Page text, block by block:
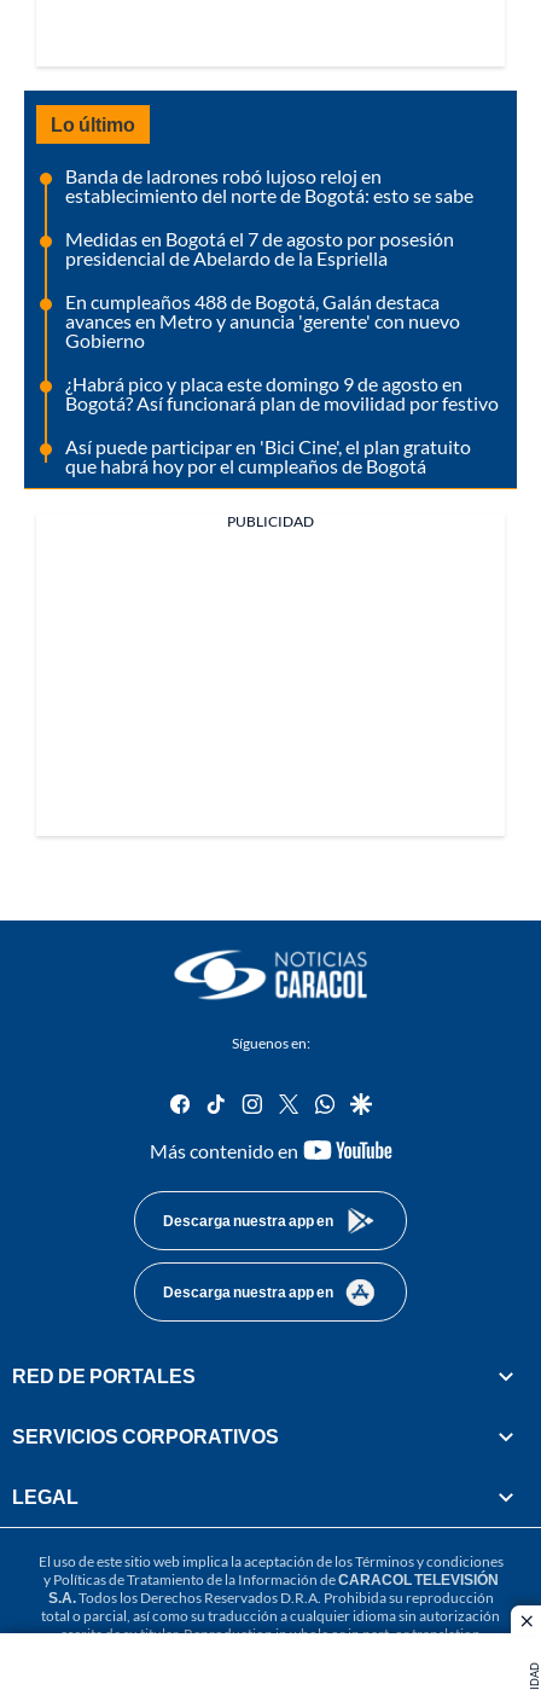
Lo último
Banda de ladrones robó lujoso reloj en
establecimiento del norte de Bogotá: esto se sabe
Medidas en Bogotá el 7 de agosto por posesión
presidencial de Abelardo de la Espriella
En cumpleaños 488 de Bogotá, Galán destaca
avances en Metro y anuncia 'gerente' con nuevo
Gobierno
¿Habrá pico y placa este domingo 9 de agosto en
Bogotá? Así funcionará plan de movilidad por festivo
Así puede participar en 'Bici Cine', el plan gratuito
que habrá hoy por el cumpleaños de Bogotá
PUBLICIDAD
Síguenos en:
facebook
tiktok instagram
twitterwhatsapp
google
Más contenido en
youtube-
Descarga nuestra app en
Descarga nuestra app en
RED DE PORTALES
SERVICIOS CORPORATIVOS
LEGAL
El uso de este sitio web implica la aceptación de losTérminos y condiciones
y Políticas de Tratamiento de la Información deCARACOL TELEVISIÓN
S.A.Todos los Derechos Reservados D.R.A. Prohibida su reproducción
total o parcial, así como su traducción a cualquier idioma sin autorización
escrita de su titular. Reproduction in whole or in part, or translation